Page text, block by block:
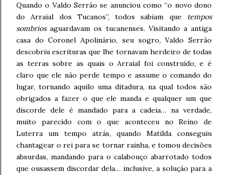
Quando o Valdo Serrão se anunciou como “o novo dono
do Arraial dos Tucanos”, todos sabiam que tempos
sombriosaguardavam os tucanenses. Visitando a antiga
casa do Coronel Apolinário, seu sogro, Valdo Serrão
descobriu escrituras que lhe tornavam herdeiro de todas
as terras sobre as quais o Arraial foi construído, e é
claro que ele não perde tempo e assume o comando do
lugar, tornando aquilo uma ditadura, na qual todos são
obrigados a fazer o que ele manda e qualquer um que
discorde dele é mandado para a cadeia… na verdade,
muito parecido com o que aconteceu no Reino de
Luterra um tempo atrás, quando Matilda conseguiu
chantagear o rei para se tornar rainha, e tomou decisões
absurdas, mandando para o calabouço abarrotado todos
que ousassem discordar dela… inclusive, a solução para a